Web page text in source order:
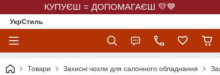
КУПУЄШ = ДОПОМАГАЄШ 💛💙
УкрСтиль
Товари Захисні чохли для салонного обладнання